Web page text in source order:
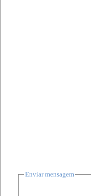
Enviar mensagem